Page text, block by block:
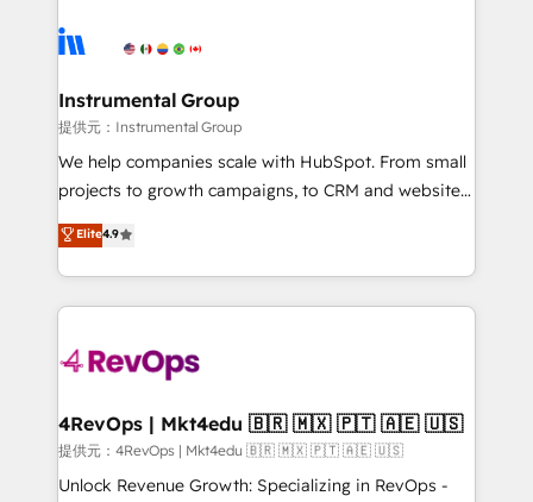
teams has worked with clients just like you Let’s
explore whether S2 is the partner you’ve been
Elite Partners with 10+ years of HubSpot experience
Premier Partner 2023 🌟5 HubSpot Accreditations 🌟
Won HubSpot Theme Challenge 2021 🌟INBOUND’19
HubSpot Rising Star Why us? Harnessing the full
potential of the powerful HubSpot CRM. ✔️A team of
HubSpot experience ✔️Flexible pricing models —
Hourly-fee (assigned one Dedicated HubSpot
requirement). ✔️Helped over 25,000+ customers so
far with our HubSpot solutions. ✔️Bespoke apps &
on-demand bundle services. Connect with us today!
Instrumental Group
提供元：Instrumental Group
We help companies scale with HubSpot. From small
projects to growth campaigns, to CRM and websites.
Hire an agency that's experienced in every inch of
HubSpot and willing to work hand-in-hand with your
team to simplify the complex and build a better
experience for your team and customers.
Elite4.9
4RevOps | Mkt4edu 🇧🇷 🇲🇽 🇵🇹 🇦🇪 🇺🇸
提供元：4RevOps | Mkt4edu 🇧🇷 🇲🇽 🇵🇹 🇦🇪 🇺🇸
Unlock Revenue Growth: Specializing in RevOps -